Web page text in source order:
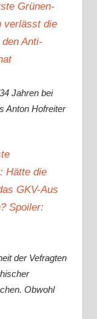
Grünen-
verlässt die
Anti-
Jahren bei
Anton Hofreiter
Hätte die
GKV-Aus
Spoiler:
der Vefragten
Obwohl